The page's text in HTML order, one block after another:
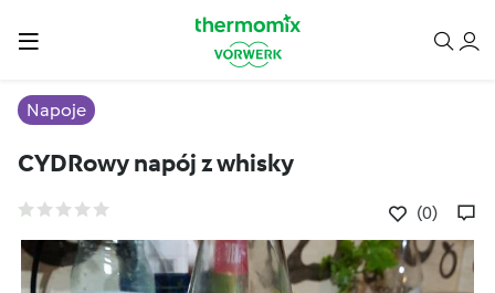
Napoje
CYDRowy napój z whisky
(0)